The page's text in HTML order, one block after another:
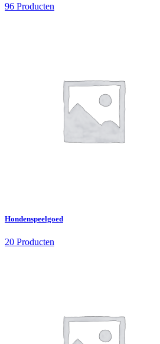
96 Producten
Hondenspeelgoed
20 Producten